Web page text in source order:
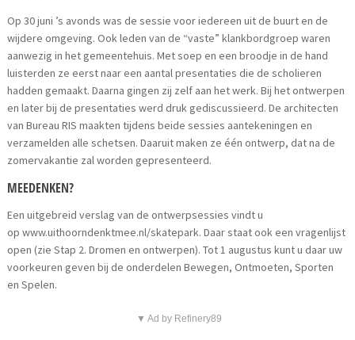
Op 30 juni ’s avonds was de sessie voor iedereen uit de buurt en de
wijdere omgeving. Ook leden van de “vaste” klankbordgroep waren
aanwezig in het gemeentehuis. Met soep en een broodje in de hand
luisterden ze eerst naar een aantal presentaties die de scholieren
hadden gemaakt. Daarna gingen zij zelf aan het werk. Bij het ontwerpen
en later bij de presentaties werd druk gediscussieerd. De architecten
van Bureau RIS maakten tijdens beide sessies aantekeningen en
verzamelden alle schetsen. Daaruit maken ze één ontwerp, dat na de
zomervakantie zal worden gepresenteerd.
MEEDENKEN?
Een uitgebreid verslag van de ontwerpsessies vindt u
op www.uithoorndenktmee.nl/skatepark. Daar staat ook een vragenlijst
open (zie Stap 2. Dromen en ontwerpen). Tot 1 augustus kunt u daar uw
voorkeuren geven bij de onderdelen Bewegen, Ontmoeten, Sporten
en Spelen.
▼ Ad by Refinery89